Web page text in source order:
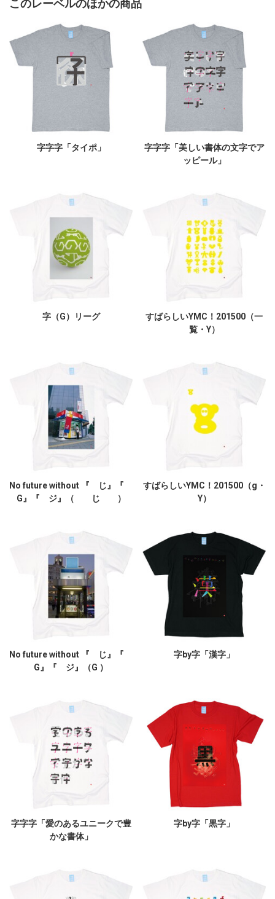
このレーベルのほかの商品
字字字「タイポ」
字字字「美しい書体の文字でア
ッピール」
字（G）リーグ
すばらしいYMC！201500（一
覧・Y）
No future without 『 じ』『
G』『 ジ』（ じ ）
すばらしいYMC！201500（g・
Y）
No future without 『 じ』『
G』『 ジ』（G ）
字by字「漢字」
字字字「愛のあるユニークで豊
かな書体」
字by字「黒字」